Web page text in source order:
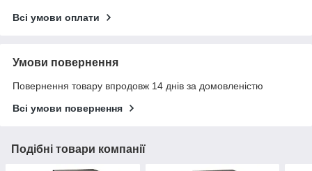
Всі умови оплати
Умови повернення
Повернення товару впродовж 14 днів за домовленістю
Всі умови повернення
Подібні товари компанії